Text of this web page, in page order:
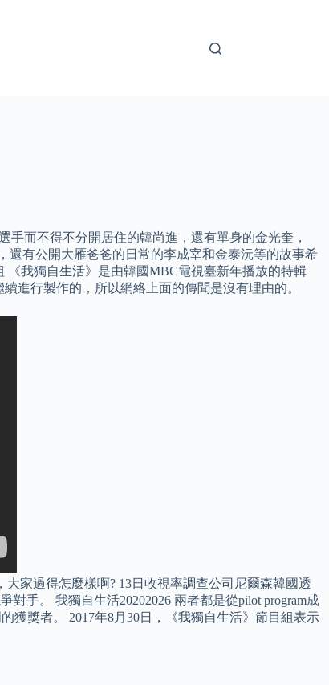
而不得不分開居住的韓尚進，還有單身的金光奎，
還有公開大雁爸爸的日常的李成宰和金泰沅等的故事希
我獨自生活》是由韓國MBC電視臺新年播放的特輯
進行製作的，所以網絡上面的傳聞是沒有理由的。
家過得怎麼樣啊? 13日收視率調查公司尼爾森韓國透
對手。 我獨自生活20202026 兩者都是從pilot program成
獲獎者。 2017年8月30日，《我獨自生活》節目組表示